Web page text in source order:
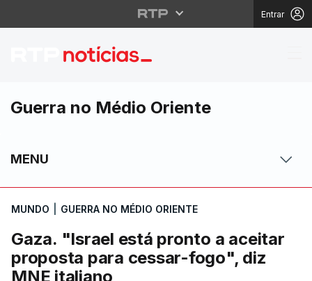
Entrar
Gaza. "Israel está
Guerra no Médio Oriente
MENU
MUNDO GUERRA NO MÉDIO ORIENTE
Gaza. "Israel está pronto a aceitar
proposta para cessar-fogo", diz
MNE italiano